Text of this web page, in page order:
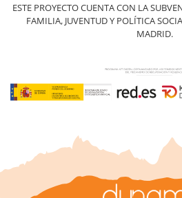
ESTE PROYECTO CUENTA CON LA
FAMILIA, JUVENTUD Y POLÍTICA
MADRID.